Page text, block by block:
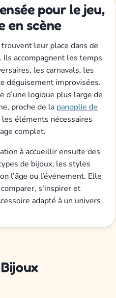
pour le jeu,
en scène
leur place dans de
accompagnent les temps
les carnavals, les
déguisement improvisées.
d’une logique plus large de
proche de la panoplie de
éléments nécessaires
complet.
à accueillir ensuite des
de bijoux, les styles
l’âge ou l’événement. Elle
s’inspirer et
adapté à un univers